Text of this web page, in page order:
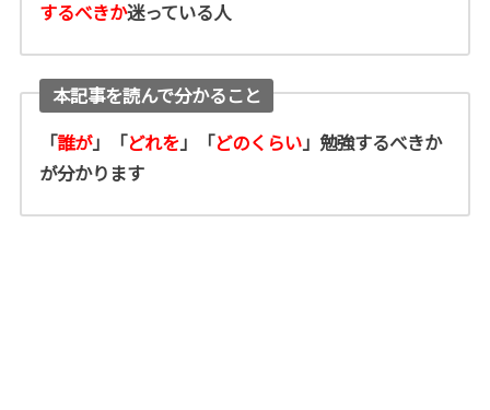
するべきか迷っている人
本記事を読んで分かること
「誰が」「どれを 」「どのくらい 」勉強するべきか
が分かります